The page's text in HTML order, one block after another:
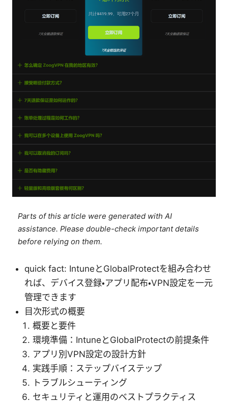
Parts of this article were generated with AI
assistance. Please double-check important details
before relying on them.
quick fact: IntuneとGlobalProtectを組み合わせ
れば、デバイス登録・アプリ配布・VPN設定を一元
管理できます
目次形式の概要
概要と要件
環境準備：IntuneとGlobalProtectの前提条件
アプリ別VPN設定の設計方針
実践手順：ステップバイステップ
トラブルシューティング
セキュリティと運用のベストプラクティス